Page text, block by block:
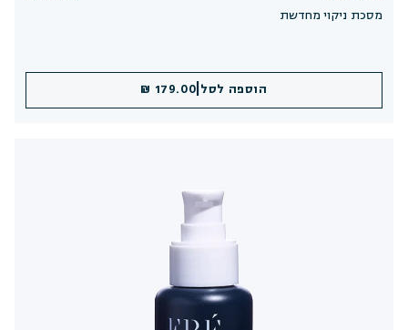
מסכת ניקוי מחדשת
הוספה לסל 179.00 ₪